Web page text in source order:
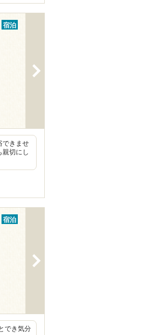
宿泊
できませ
親切にし
宿泊
でき気分